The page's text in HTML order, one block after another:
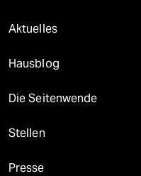
Aktuelles
Hausblog
Die Seitenwende
Stellen
Presse